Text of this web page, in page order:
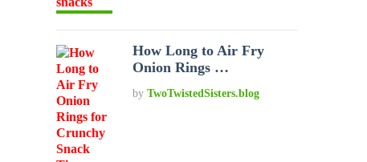
How Long to Air Fry
Onion Rings …
byTwoTwistedSisters.blog